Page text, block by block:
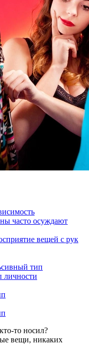
часто осуждают
вещей с рук
тип
личности
то носил?
вещи, никаких